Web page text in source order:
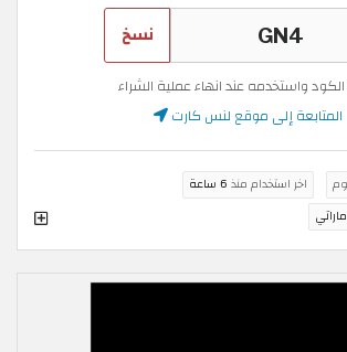
نسخ
واستخدمه عند انهاء عملية الشراء
المتابعة إلى موقع لنس كارت
اخر استخدام منذ 6 ساعة